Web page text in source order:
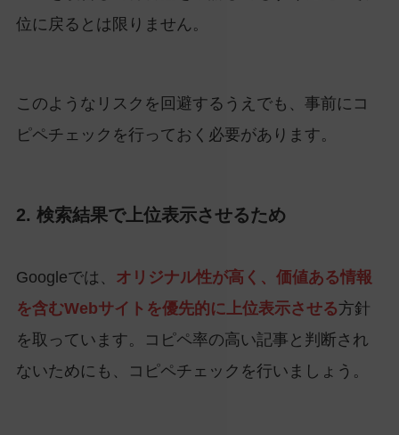
位に戻るとは限りません。
このようなリスクを回避するうえでも、事前にコ
ピペチェックを行っておく必要があります。
2. 検索結果で上位表示させるため
Googleでは、 オリジナル性が高く、価値ある情報
を含むWebサイトを優先的に上位表示させる方針
を取っています。コピペ率の高い記事と判断され
ないためにも、コピペチェックを行いましょう。